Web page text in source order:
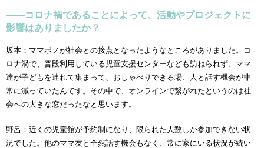
――コロナ禍であることによって、活動やプロジェクトに
影響はありましたか？
坂本：ママボノが社会との接点となったようなところがありました。コ
ロナ渦で、普段利用している児童支援センターなども訪ねられず、ママ
達が子どもを連れて集まって、おしゃべりできる場、人と話す機会が非
常に減っていたんです。その中で、オンラインで繋がれたというのは社
会への大きな窓だったなと思います。
野呂：近くの児童館が予約制になり、限られた人数しか参加できない状
況でした。他のママ友と全然話す機会もなく、常に家にいる状況が続い